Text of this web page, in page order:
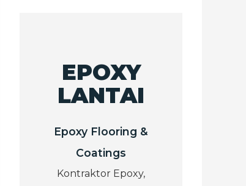
EPOXY
LANTAI
Epoxy Flooring &
Coatings
Kontraktor Epoxy,